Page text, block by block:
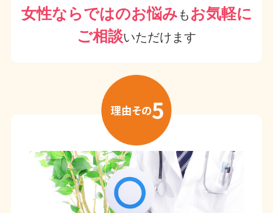
女性ならではのお悩みも お気軽に
ご相談いただけます